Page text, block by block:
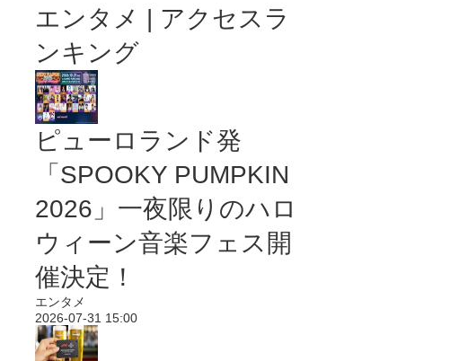
エンタメ | アクセスラ
ンキング
ピューロランド発
「SPOOKY PUMPKIN
2026」一夜限りのハロ
ウィーン音楽フェス開
催決定！
エンタメ
2026-07-31 15:00